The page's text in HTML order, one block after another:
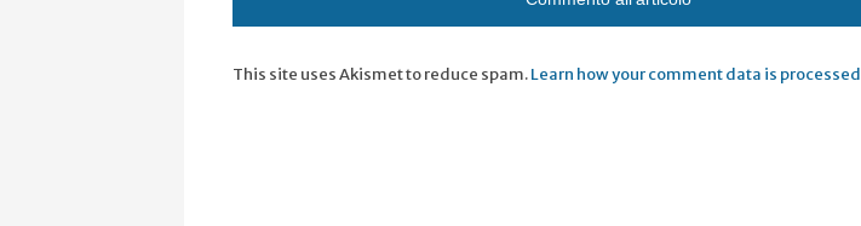
This site uses Akismet to reduce spam.Learn how your comment data is processed